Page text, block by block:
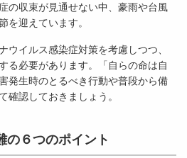
の収束が見通せない中、豪雨や台風
を迎えています。
イルス感染症対策を考慮しつつ、
る必要があります。「自らの命は自
発生時のとるべき行動や普段から備
確認しておきましょう。
の６つのポイント